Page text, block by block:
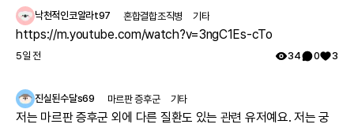
걱정스러워서리.. 다들 몇주차에 무슨 검사하셨나요? 도움 좀 주심
감사하겠습니다.
낙천적인코알라t97 혼합결합조직병 기타
https://m.youtube.com/watch?v=3ngC1Es-cTo
5일 전 34 0 3
진실된수달s69 마르판 증후군 기타
저는 마르판 증후군 외에 다른 질환도 있는 관련 유저예요. 저는 궁